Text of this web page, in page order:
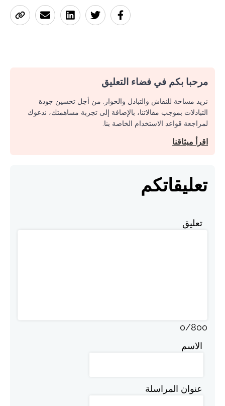
مرحبا بكم في فضاء التعليق
نريد مساحة للنقاش والتبادل والحوار. من أجل تحسين جودة
التبادلات بموجب مقالاتنا، بالإضافة إلى تجربة مساهمتك، ندعوك
لمراجعة قواعد الاستخدام الخاصة بنا.
اقرأ ميثاقنا
تعليقاتكم
تعليق
0/800
الاسم
عنوان المراسلة